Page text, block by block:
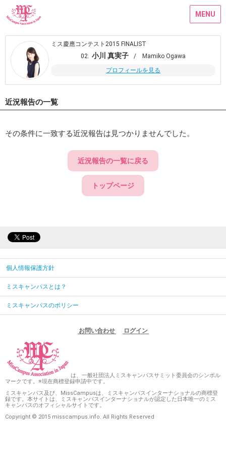
MENU
ミス慶應コンテスト2015 FINALIST
02. 小川 真実子
/ Mamiko Ogawa
プロフィールを見る
近況報告の一覧
その条件に一致する近況報告は見つかりませんでした。
近況報告の一覧に戻る
トップページ
個人情報保護方針
ミスキャンパスとは？
ミスキャンパスのポリシー
お問い合わせ ログイン
は、一般社団法人ミスキャンパスサミット委員会のシンボル
マークです。※現在商標登録申請中です。
ミスキャンパス及び、MissCampusは、ミスキャンパスインターナショナルの商標登
録です。本サイトは、ミスキャンパスインターナショナルが認定した日本唯一のミス
キャンパスのオフィシャルサイトです。
Copyright © 2015 misscampus.info. All Rights Reserved